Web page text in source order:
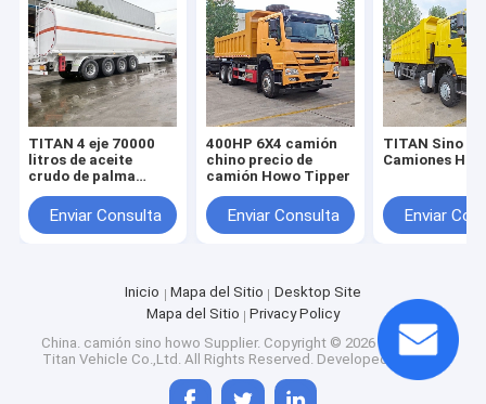
TITAN 4 eje 70000
litros de aceite
crudo de palma
diesel tanque precio
Enviar Consulta
400HP 6X4 camión
chino precio de
camión Howo Tipper
Enviar Consulta
TITAN Sino
Camiones
Enviar
Inicio Mapa del Sitio
Desktop Site
Mapa del Sitio
Privacy Policy
China. camión sino howo Supplier. Copyright © 2026 Shandong
Titan Vehicle Co.,Ltd. All Rights Reserved. Developed byECER